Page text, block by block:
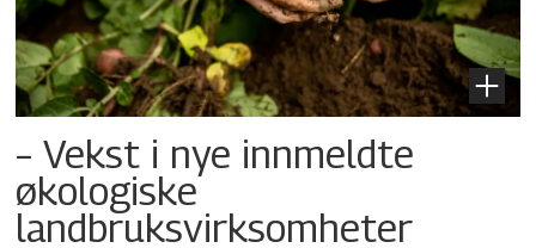
– Vekst i nye innmeldte
økologiske
landbruksvirksomheter